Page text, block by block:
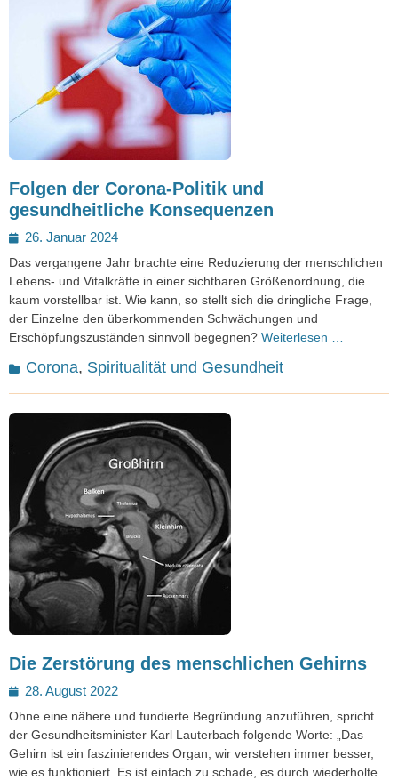
Folgen der Corona-Politik und
gesundheitliche Konsequenzen
Posted
on
26. Januar 2024
Das vergangene Jahr brachte eine Reduzierung der menschlichen
Lebens- und Vitalkräfte in einer sichtbaren Größenordnung, die
kaum vorstellbar ist. Wie kann, so stellt sich die dringliche Frage,
der Einzelne den überkommenden Schwächungen und
Erschöpfungszuständen sinnvoll begegnen? Weiterlesen …
Kategorien
Corona, Spiritualität und Gesundheit
Die Zerstörung des menschlichen Gehirns
Posted
on
28. August 2022
Ohne eine nähere und fundierte Begründung anzuführen, spricht
der Gesundheitsminister Karl Lauterbach folgende Worte: „Das
Gehirn ist ein faszinierendes Organ, wir verstehen immer besser,
wie es funktioniert. Es ist einfach zu schade, es durch wiederholte